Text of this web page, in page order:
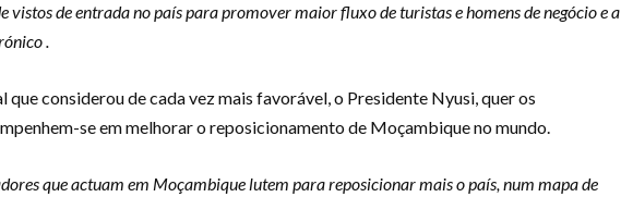
vistos de entrada no país para promover maior fluxo de turistas e homens de negócio e a
.
que considerou de cada vez mais favorável, o Presidente Nyusi, quer os
se em melhorar o reposicionamento de Moçambique no mundo.
que actuam em Moçambique lutem para reposicionar mais o país, num mapa de